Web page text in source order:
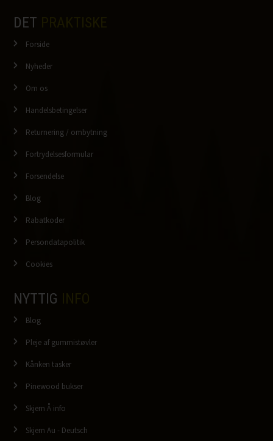
DET
Forside
Nyheder
Om os
Handelsbetingelser
Returnering / ombytning
Fortrydelsesformular
Forsendelse
Blog
Rabatkoder
Persondatapolitik
Cookies
NYTTIG
Blog
Pleje af gummistøvler
Kånken tasker
Pinewood bukser
Skjern Å info
Skjern Au - Deutsch